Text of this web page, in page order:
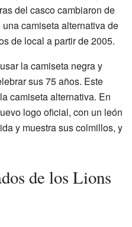
del casco cambiaron de
camiseta alternativa de
de local a partir de 2005.
la camiseta negra y
sus 75 años. Este
camiseta alternativa. En
logo oficial, con un león
y muestra sus colmillos, y
de los Lions